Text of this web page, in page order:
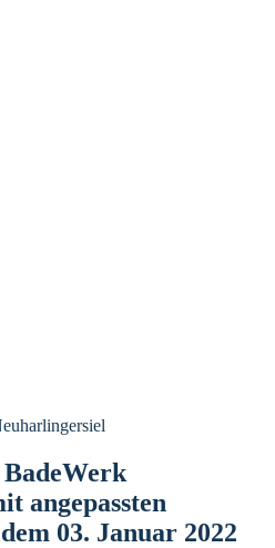
angepassten
03. Januar 2022